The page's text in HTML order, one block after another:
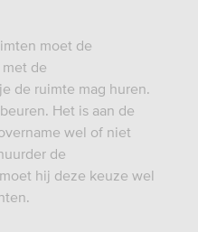
moet de
de
de ruimte mag huren.
Het is aan de
wel of niet
de
hij deze keuze wel